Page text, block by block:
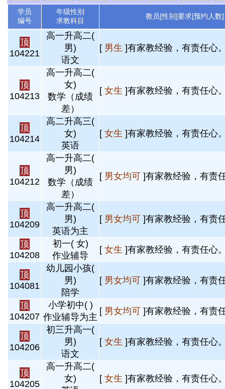
学员
编号
年级性别
求教科目
教员[性别]要求[预约人数]
顶
104221
高一升高二(
男)
语文
[ 男生 ]有家教经验，有责任心
顶
104213
高一升高二(
女)
数学（成绩
差）
[ 女生 ]有家教经验，有责任心
顶
104214
高二升高三(
女)
英语
[ 女生 ]有家教经验，有责任心
顶
104212
高一升高二(
男)
数学（成绩
差）
[ 男女均可 ]有家教经验，有责
顶
104209
高一升高二(
男)
英语为主
[ 男女均可 ]有家教经验，有责
顶
104208
初一( 女)
作业辅导
[ 女生 ]有家教经验，有责任心
顶
104081
幼儿园小孩(
男)
陪学
[ 男女均可 ]有家教经验，有责
顶
104207
小学初中( )
作业辅导为主
[ 男女均可 ]有家教经验，有责
顶
104206
初三升高一(
男)
语文
[ 女生 ]有家教经验，有责任心
顶
104205
高一升高二(
女)
[ 女生 ]有家教经验，有责任心